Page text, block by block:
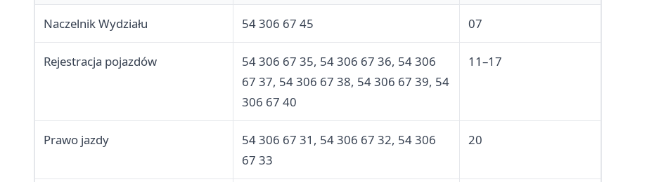
Naczelnik Wydziału 54 306 67 45 07
Rejestracja pojazdów
54 306 67 35, 54 306 67 36, 54 306
67 37, 54 306 67 38, 54 306 67 39, 54
306 67 40
11–17
Prawo jazdy
54 306 67 31, 54 306 67 32, 54 306
67 33
20